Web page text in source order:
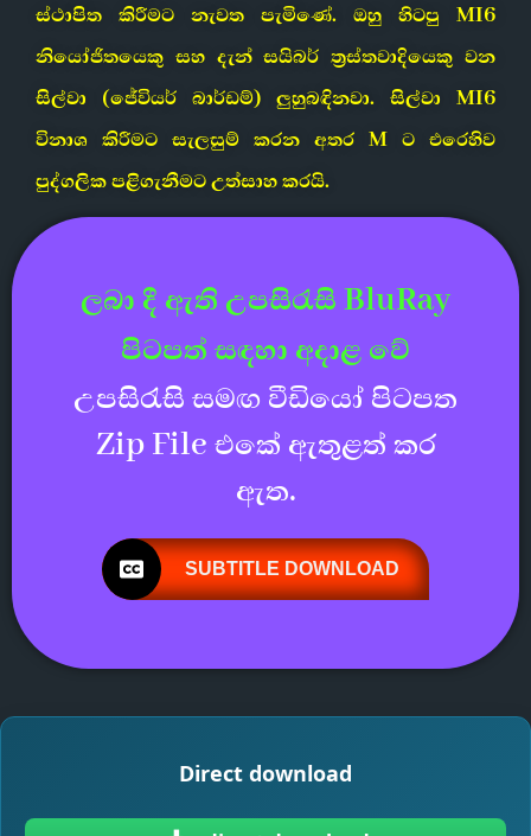
ස්ථාපිත කිරීමට නැවත පැමිණේ. ඔහු හිටපු MI6
නියෝජිතයෙකු සහ දැන් සයිබර් ත්‍රස්තවාදියෙකු වන
සිල්වා (ජේවියර් බාර්ඩම්) ලුහුබඳිනවා. සිල්වා MI6
විනාශ කිරීමට සැලසුම් කරන අතර M ට එරෙහිව
පුද්ගලික පළිගැනීමට උත්සාහ කරයි.
ලබා දී ඇති උපසිරැසි BluRay
පිටපත් සඳහා අදාළ වේ
උපසිරැසි සමඟ වීඩියෝ පිටපත
Zip File එකේ ඇතුළත් කර
ඇත.
SUBTITLE DOWNLOAD
Direct download